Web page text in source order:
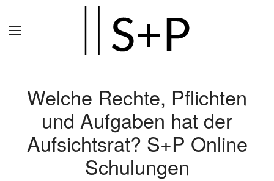
Welche Rechte, Pflichten
und Aufgaben hat der
Aufsichtsrat? S+P Online
Schulungen